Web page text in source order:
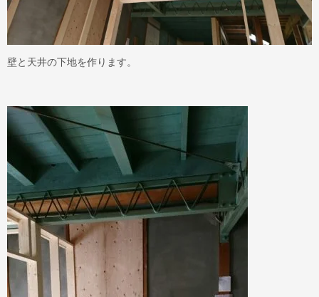
壁と天井の下地を作ります。